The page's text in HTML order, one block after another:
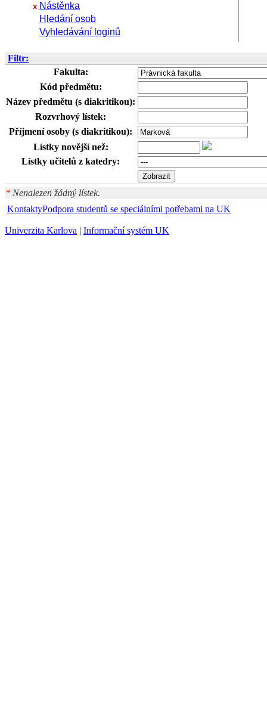
x Nástěnka
Hledání osob
Vyhledávání loginů
Filtr:
Fakulta:
Kód předmětu:
Název předmětu (s diakritikou):
Rozvrhový lístek:
Příjmení osoby (s diakritikou):
Lístky novější než:
Lístky učitelů z katedry:
* Nenalezen žádný lístek.
KontaktyPodpora studentů se speciálními potřebami na UK
Univerzita Karlova | Informační systém UK